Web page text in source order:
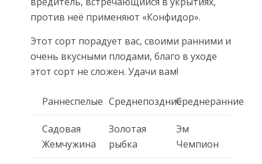
против неё применяют «Конфидор».
Этот сорт порадует вас, своими ранними и
очень вкусными плодами, благо в уходе
этот сорт не сложен. Удачи вам!
Раннеспелые СреднепоздниеСреднеранние
Садовая
Жемчужина
Золотая
рыбка
Эм
Чемпион